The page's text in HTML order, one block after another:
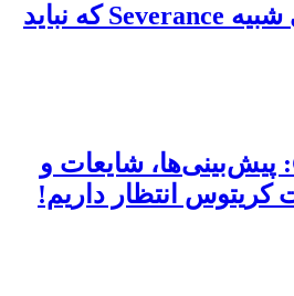
بهترین سریال های شبیه Severance که نباید
God of War 2025: پیش‌بینی‌ها، شایعات و
کریتوس انتظار داریم!